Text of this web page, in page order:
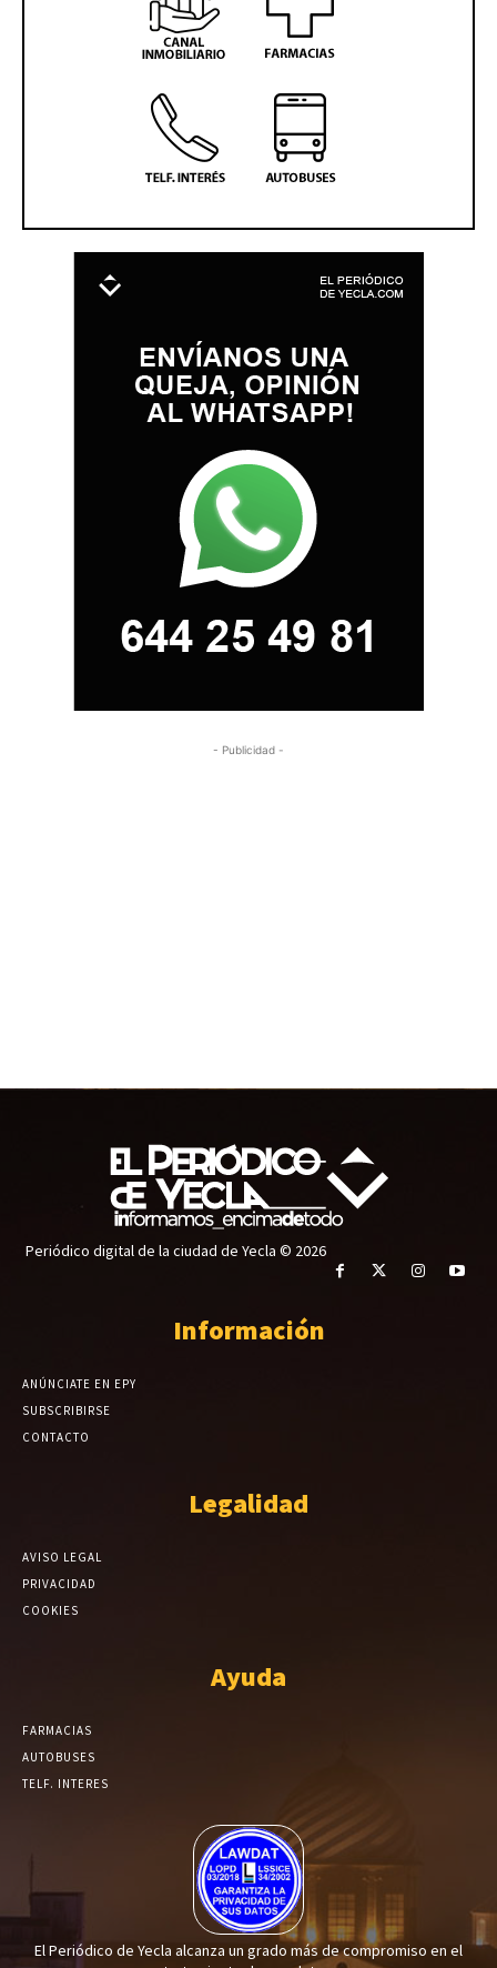
- Publicidad -
Periódico digital de la ciudad de Yecla © 2026
Información
ANÚNCIATE EN EPY
SUBSCRIBIRSE
CONTACTO
Legalidad
AVISO LEGAL
PRIVACIDAD
COOKIES
Ayuda
FARMACIAS
AUTOBUSES
TELF. INTERES
El Periódico de Yecla alcanza un grado más de compromiso en el